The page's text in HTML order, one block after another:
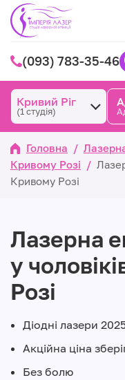
(093) 783-35-46
Кривий Ріг
(1 студія)
Головна /
Кривому Розі
/
Кривому Розі
Лазерна
у
Розі
Діодні лазери
Акційна ціна
Без болю